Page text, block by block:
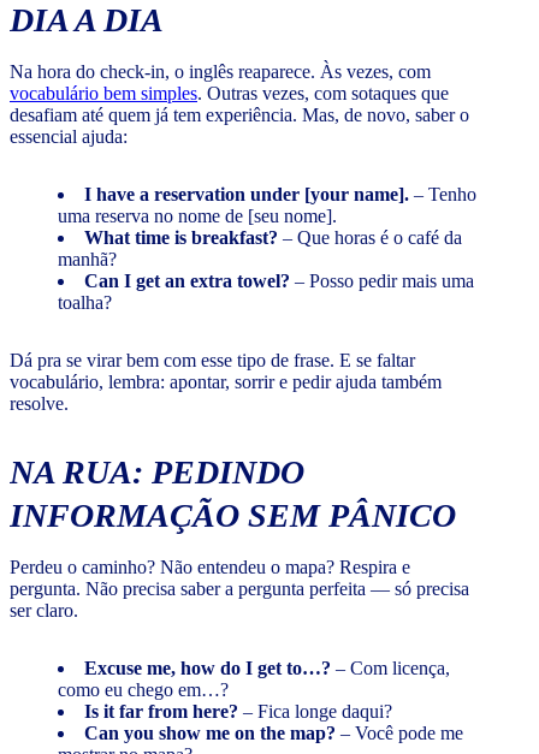
DIA A DIA
Na hora do check-in, o inglês reaparece. Às vezes, com
vocabulário bem simples. Outras vezes, com sotaques que
desafiam até quem já tem experiência. Mas, de novo, saber o
essencial ajuda:
I have a reservation under [your name]. – Tenho
uma reserva no nome de [seu nome].
What time is breakfast? – Que horas é o café da
manhã?
Can I get an extra towel? – Posso pedir mais uma
toalha?
Dá pra se virar bem com esse tipo de frase. E se faltar
vocabulário, lembra: apontar, sorrir e pedir ajuda também
resolve.
NA RUA: PEDINDO
INFORMAÇÃO SEM PÂNICO
Perdeu o caminho? Não entendeu o mapa? Respira e
pergunta. Não precisa saber a pergunta perfeita — só precisa
ser claro.
Excuse me, how do I get to…? – Com licença,
como eu chego em…?
Is it far from here? – Fica longe daqui?
Can you show me on the map? – Você pode me